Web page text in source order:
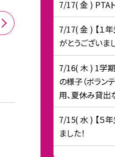
7/17( 金 ) PTA
7/17( 金 ) 【１
がとうござい
7/16( 木 ) 1学
の様子（ボラン
用、夏休み貸出
7/15( 水 ) 【５
ました！